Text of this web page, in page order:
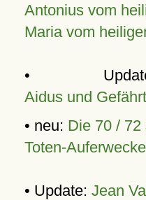
Antonius vom
Maria vom
•
Aidus und
• neu: Die 70 / 72
Toten-
• Update: Jean